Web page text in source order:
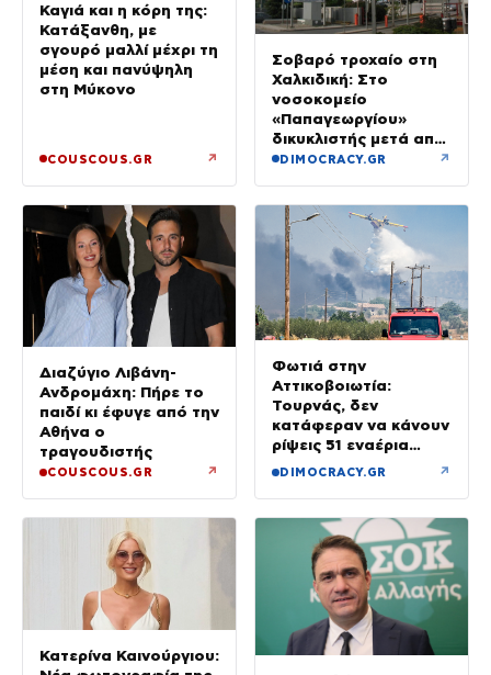
Καγιά και η κόρη της:
Κατάξανθη, με
σγουρό μαλλί μέχρι τη
μέση και πανύψηλη
στη Μύκονο
COUSCOUS.GR ↗
Σοβαρό τροχαίο στη
Χαλκιδική: Στο
νοσοκομείο
«Παπαγεωργίου»
δικυκλιστής μετά από
σύγκρουση
DIMOCRACY.GR ↗
Διαζύγιο Λιβάνη-
Ανδρομάχη: Πήρε το
παιδί κι έφυγε από την
Αθήνα ο
τραγουδιστής
COUSCOUS.GR ↗
Φωτιά στην
Αττικοβοιωτία:
Τουρνάς, δεν
κατάφεραν να κάνουν
ρίψεις 51 εναέρια
μέσα
DIMOCRACY.GR ↗
Κατερίνα Καινούργιου: